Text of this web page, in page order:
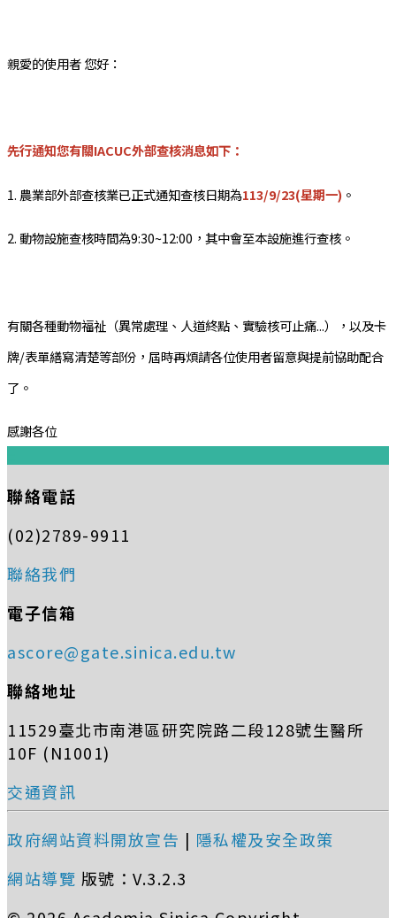
親愛的使用者 您好：
先行通知您有關IACUC外部查核消息如下：
1. 農業部外部查核業已正式通知查核日期為113/9/23(星期一) 。
2. 動物設施查核時間為9:30~12:00，其中會至本設施進行查核。
有關各種動物福祉（異常處理、人道終點、實驗核可止痛...），以及卡
牌/表單繕寫清楚等部份，屆時再煩請各位使用者留意與提前協助配合
了。
感謝各位
聯絡電話
(02)2789-9911
聯絡我們
電子信箱
ascore@gate.sinica.edu.tw
聯絡地址
11529臺北市南港區研究院路二段128號生醫所
10F (N1001)
交通資訊
政府網站資料開放宣告 | 隱私權及安全政策
網站導覽 版號：V.3.2.3